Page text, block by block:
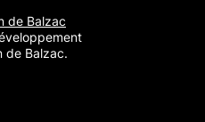
de Balzac
de Balzac.